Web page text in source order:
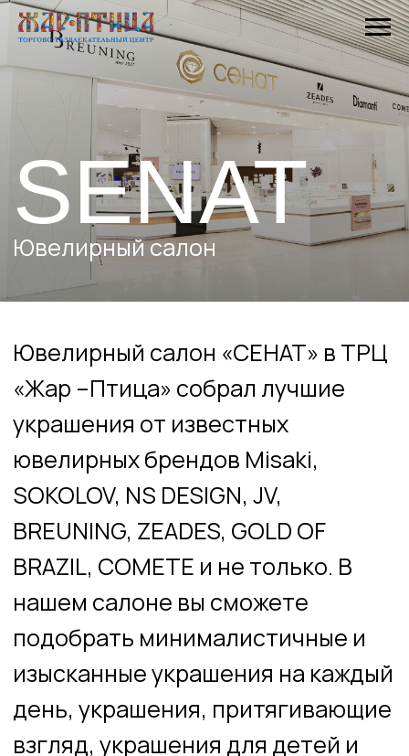
SENAT
Ювелирный салон
Ювелирный салон «СЕНАТ» в ТРЦ
«Жар –Птица» собрал лучшие
украшения от известных
SOKOLOV, NS DESIGN, JV,
BREUNING, ZEADES, GOLD OF
BRAZIL, COMETE и не только. В
нашем салоне вы сможете
подобрать минималистичные и
изысканные украшения на каждый
день, украшения, притягивающие
взгляд, украшения для детей и
пляжного отдыха. С украшениями
от СЕНАТ вы будет в центре
внимания.
Приглашаем вас посетить наш
салон на 1-м этаже ТРЦ «Жар –
Птица»